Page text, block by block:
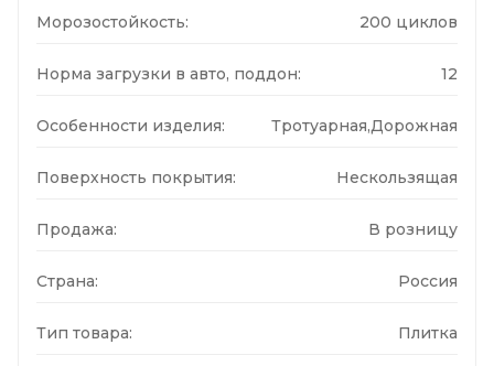
Морозостойкость: 200 циклов
Норма загрузки в авто, поддон: 12
Особенности изделия: Тротуарная,Дорожная
Поверхность покрытия: Нескользящая
Продажа: В розницу
Страна: Россия
Тип товара: Плитка